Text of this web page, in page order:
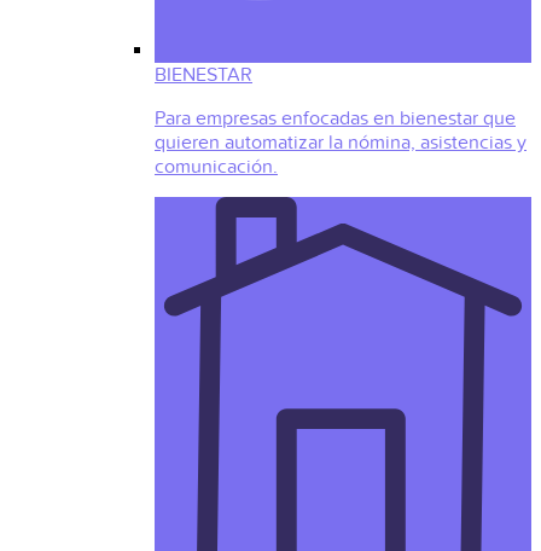
BIENESTAR
Para empresas enfocadas en bienestar que
quieren automatizar la nómina, asistencias y
comunicación.